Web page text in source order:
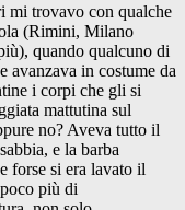
mi trovavo con qualche
(Rimini, Milano
quando qualcuno di
avanzava in costume da
i corpi che gli si
mattutina sul
no? Aveva tutto il
e la barba
forse si era lavato il
più di